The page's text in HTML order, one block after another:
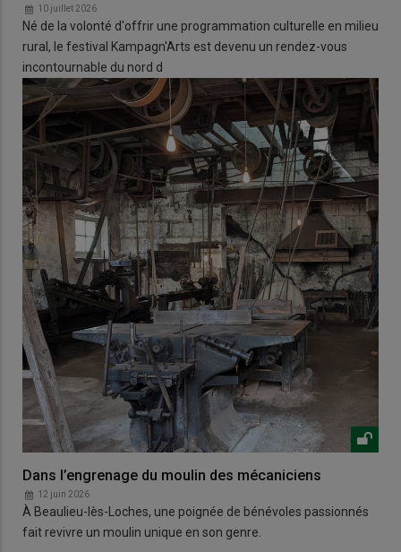
10 juillet 2026
Né de la volonté d'offrir une programmation culturelle en milieu
rural, le festival Kampagn'Arts est devenu un rendez-vous
incontournable du nord d
Dans l’engrenage du moulin des mécaniciens
12 juin 2026
À Beaulieu-lès-Loches, une poignée de bénévoles passionnés
fait revivre un moulin unique en son genre.